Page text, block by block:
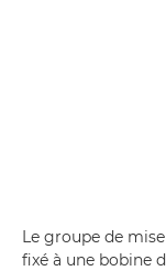
Le groupe de
fixé à une bobine